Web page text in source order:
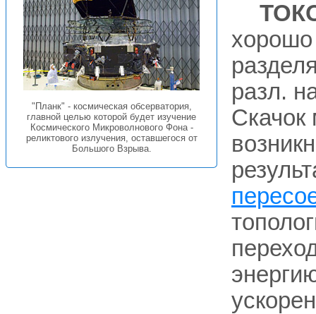
"Планк" - космическая обсерватория,
главной целью которой будет изучение
Космического Микроволнового Фона -
реликтового излучения, оставшегося от
Большого Взрыва.
разл.
Скачок